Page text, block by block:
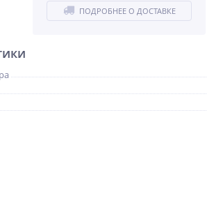
ПОДРОБНЕЕ О ДОСТАВКЕ